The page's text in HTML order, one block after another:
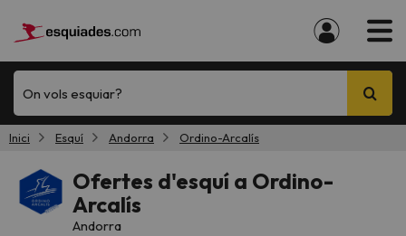
On vols esquiar?
Inici Esquí Andorra Ordino-Arcalís
Ofertes d'esquí a Ordino-
Arcalís
Andorra